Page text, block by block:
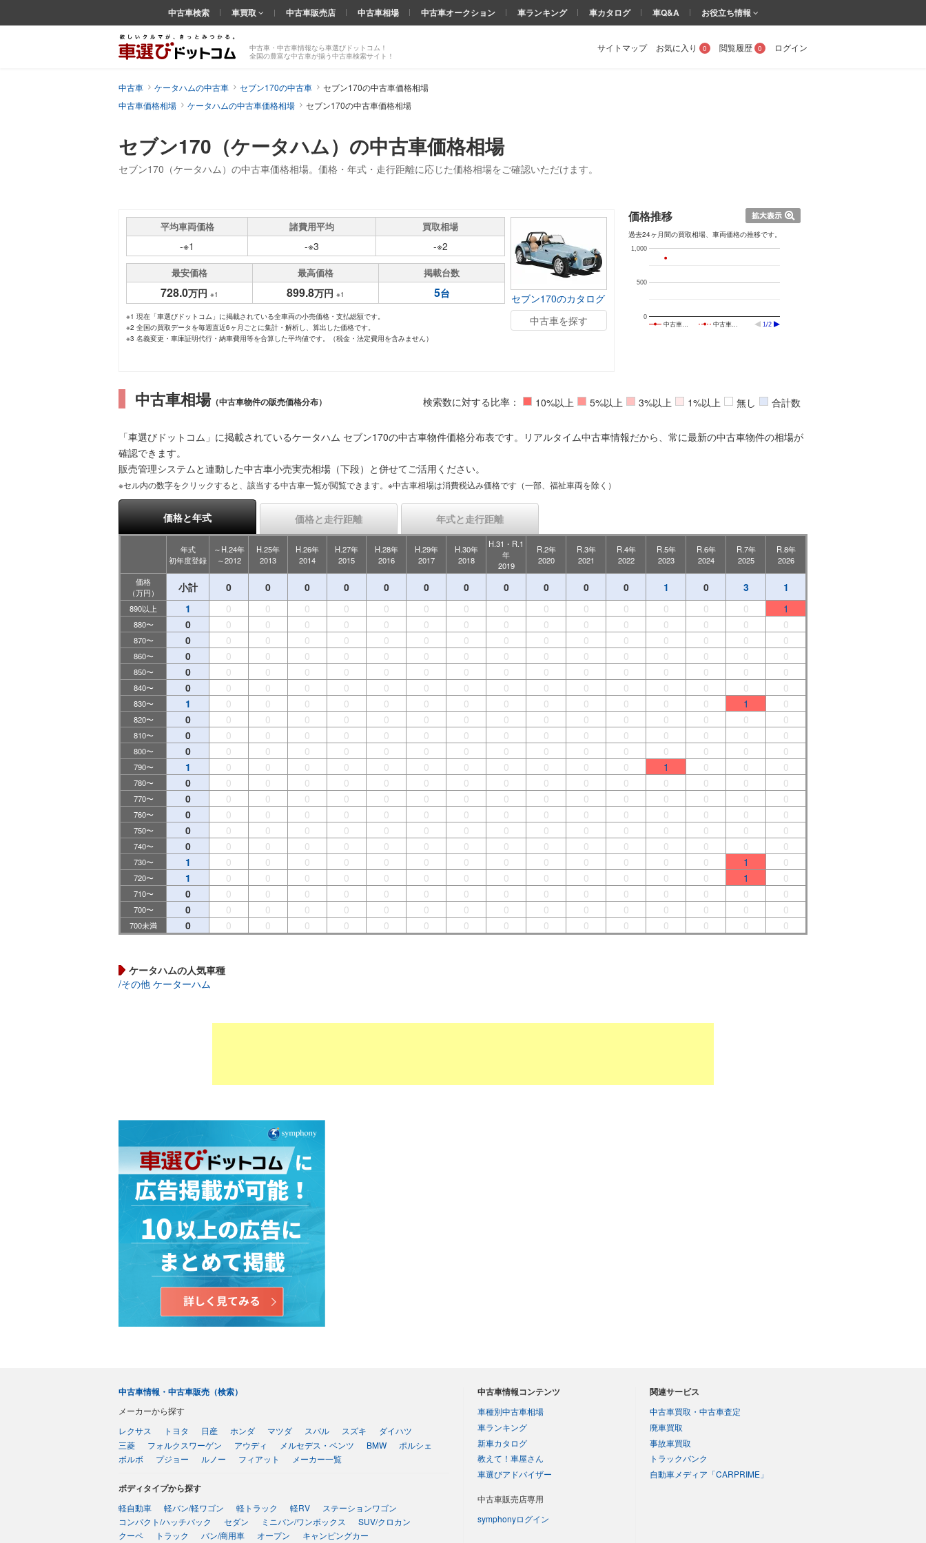
セブン170（ケータハム）の中古車価格相場
セブン170（ケータハム）の中古車価格相場。価格・年式・走行距離に応じた価格相場をご確認いただけます。
中古車・中古車情報なら車選びドットコム！
全国の豊富な中古車が揃う中古車検索サイト！
サイトマップ お気に入り 0 閲覧履歴 0 ログイン
中古車検索 車買取 中古車販売店 中古車相場 中古車オークション 車ランキング 車カタログ 車Q&A お役立ち情報
中古車 ケータハムの中古車 セブン170の中古車
セブン170の中古車価格相場
中古車価格相場
ケータハムの中古車価格相場 セブン170の中古車価格相場
平均車両価格 諸費用平均 買取相場
-※1 -※3 -※2
最安価格 最高価格 掲載台数
728.0万円 ※1 899.8万円 ※1 5台
※1 現在「車選びドットコム」に掲載されている全車両の小売価格・支払総額です。
※2 全国の買取データを毎週直近6ヶ月ごとに集計・解析し、算出した価格です。
※3 名義変更・車庫証明代行・納車費用等を合算した平均値です。（税金・法定費用を含みません）
セブン170のカタログ
中古車を探す
価格推移
過去24ヶ月間の買取相場、車両価格の推移です。
中古車… 中古車… 1/2
0
500
1,000
中古車相場（中古車物件の販売価格分布）
「車選びドットコム」に掲載されているケータハム セブン170の中古車物件価格分布表です。リアルタイム中古車情報だから、常に最新の中古車物件の相場が
確認できます。
販売管理システムと連動した中古車小売実売相場（下段）と併せてご活用ください。
※セル内の数字をクリックすると、該当する中古車一覧が閲覧できます。※中古車相場は消費税込み価格です（一部、福祉車両を除く）
検索数に対する比率： 10%以上 5%以上 3%以上 1%以上 無し 合計数
価格と年式 価格と走行距離 年式と走行距離
年式
初年度登録
～H.24年
～2012
H.25年
2013
H.26年
2014
H.27年
2015
H.28年
2016
H.29年
2017
H.30年
2018
H.31・R.1
年
2019
R.2年
2020
R.3年
2021
R.4年
2022
R.5年
2023
R.6年
2024
R.7年
2025
R.8年
2026
価格
（万円）
小計 0 0 0 0 0 0 0 0 0 0 0 1 0 3 1
890以上 1 0 0 0 0 0 0 0 0 0 0 0 0 0 0 1
880〜 0 0 0 0 0 0 0 0 0 0 0 0 0 0 0 0
870〜 0 0 0 0 0 0 0 0 0 0 0 0 0 0 0 0
860〜 0 0 0 0 0 0 0 0 0 0 0 0 0 0 0 0
850〜 0 0 0 0 0 0 0 0 0 0 0 0 0 0 0 0
840〜 0 0 0 0 0 0 0 0 0 0 0 0 0 0 0 0
830〜 1 0 0 0 0 0 0 0 0 0 0 0 0 0 1 0
820〜 0 0 0 0 0 0 0 0 0 0 0 0 0 0 0 0
810〜 0 0 0 0 0 0 0 0 0 0 0 0 0 0 0 0
800〜 0 0 0 0 0 0 0 0 0 0 0 0 0 0 0 0
790〜 1 0 0 0 0 0 0 0 0 0 0 0 1 0 0 0
780〜 0 0 0 0 0 0 0 0 0 0 0 0 0 0 0 0
770〜 0 0 0 0 0 0 0 0 0 0 0 0 0 0 0 0
760〜 0 0 0 0 0 0 0 0 0 0 0 0 0 0 0 0
750〜 0 0 0 0 0 0 0 0 0 0 0 0 0 0 0 0
740〜 0 0 0 0 0 0 0 0 0 0 0 0 0 0 0 0
730〜 1 0 0 0 0 0 0 0 0 0 0 0 0 0 1 0
720〜 1 0 0 0 0 0 0 0 0 0 0 0 0 0 1 0
710〜 0 0 0 0 0 0 0 0 0 0 0 0 0 0 0 0
700〜 0 0 0 0 0 0 0 0 0 0 0 0 0 0 0 0
700未満 0 0 0 0 0 0 0 0 0 0 0 0 0 0 0 0
ケータハムの人気車種
/その他 ケーターハム
中古車情報・中古車販売（検索）
メーカーから探す
レクサス
トヨタ 日産 ホンダ マツダ スバル スズキ
ダイハツ
三菱
フォルクスワーゲン アウディ メルセデス・ベンツ BMW
ポルシェ
ボルボ
プジョー ルノー フィアット メーカー一覧
ボディタイプから探す
軽自動車 軽バン/軽ワゴン 軽トラック 軽RV
ステーションワゴン
コンパクト/ハッチバック
セダン ミニバン/ワンボックス
SUV/クロカン
クーペ
トラック バン/商用車 オープン キャンピングカー
中古車情報コンテンツ
車種別中古車相場
車ランキング
新車カタログ
教えて！車屋さん
車選びアドバイザー
中古車販売店専用
symphonyログイン
関連サービス
中古車買取・中古車査定
廃車買取
事故車買取
トラックバンク
自動車メディア「CARPRIME」